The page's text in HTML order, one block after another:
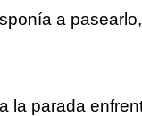
a
la parada